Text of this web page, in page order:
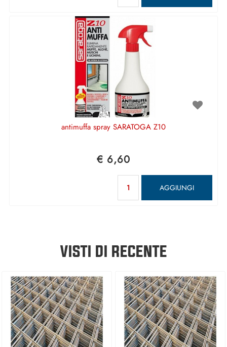
antimuffa spray SARATOGA Z10
€ 6,60
AGGIUNGI
VISTI DI RECENTE